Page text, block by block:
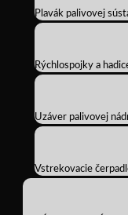
Plavák palivovej
Rýchlospojky a
Uzáver palivovej
Vstrekovacie